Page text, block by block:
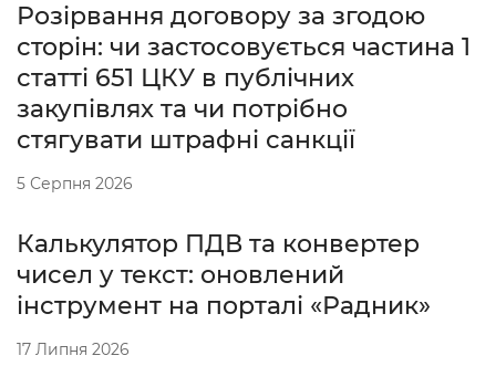
Розірвання договору за згодою
сторін: чи застосовується частина 1
статті 651 ЦКУ в публічних
закупівлях та чи потрібно
стягувати штрафні санкції
5 Серпня 2026
Калькулятор ПДВ та конвертер
чисел у текст: оновлений
інструмент на порталі «Радник»
17 Липня 2026